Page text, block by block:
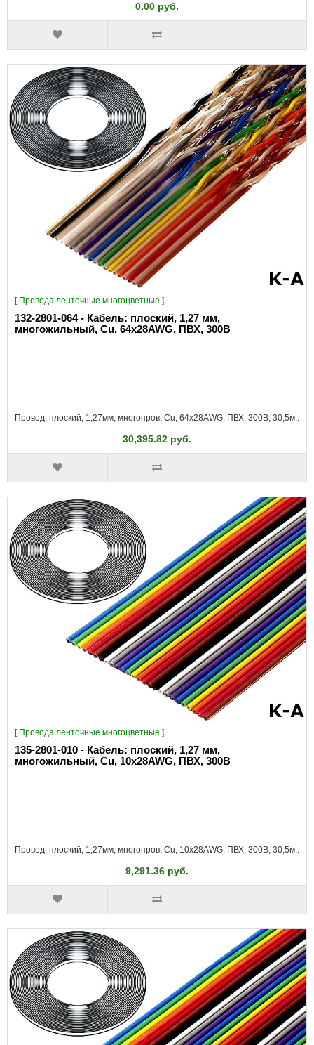
0.00 руб.
[ Провода ленточные многоцветные ]
132-2801-064 - Кабель: плоский, 1,27 мм,
многожильный, Cu, 64x28AWG, ПВХ, 300В
Провод: плоский; 1,27мм; многопров; Cu; 64x28AWG; ПВХ; 300В; 30,5м..
30,395.82 руб.
[ Провода ленточные многоцветные ]
135-2801-010 - Кабель: плоский, 1,27 мм,
многожильный, Cu, 10x28AWG, ПВХ, 300В
Провод: плоский; 1,27мм; многопров; Cu; 10x28AWG; ПВХ; 300В; 30,5м..
9,291.36 руб.